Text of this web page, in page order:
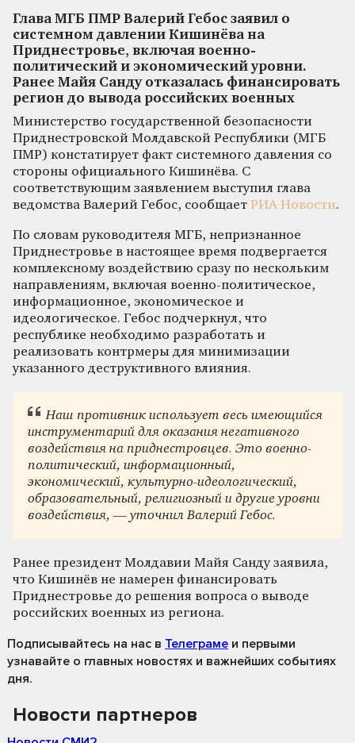
Глава МГБ ПМР Валерий Гебос заявил о
системном давлении Кишинёва на
Приднестровье, включая военно-
политический и экономический уровни.
Ранее Майя Санду отказалась финансировать
регион до вывода российских военных
Министерство государственной безопасности
Приднестровской Молдавской Республики (МГБ
ПМР) констатирует факт системного давления со
стороны официального Кишинёва. С
соответствующим заявлением выступил глава
ведомства Валерий Гебос, сообщает РИА Новости.
По словам руководителя МГБ, непризнанное
Приднестровье в настоящее время подвергается
комплексному воздействию сразу по нескольким
направлениям, включая военно-политическое,
информационное, экономическое и
идеологическое. Гебос подчеркнул, что
республике необходимо разработать и
реализовать контрмеры для минимизации
указанного деструктивного влияния.
Наш противник использует весь имеющийся
инструментарий для оказания негативного
воздействия на приднестровцев. Это военно-
политический, информационный,
экономический, культурно-идеологический,
образовательный, религиозный и другие уровни
воздействия, — уточнил Валерий Гебос.
Ранее президент Молдавии Майя Санду заявила,
что Кишинёв не намерен финансировать
Приднестровье до решения вопроса о выводе
российских военных из региона.
Подписывайтесь на нас в Телеграме и первыми
узнавайте о главных новостях и важнейших событиях
дня.
Новости партнеров